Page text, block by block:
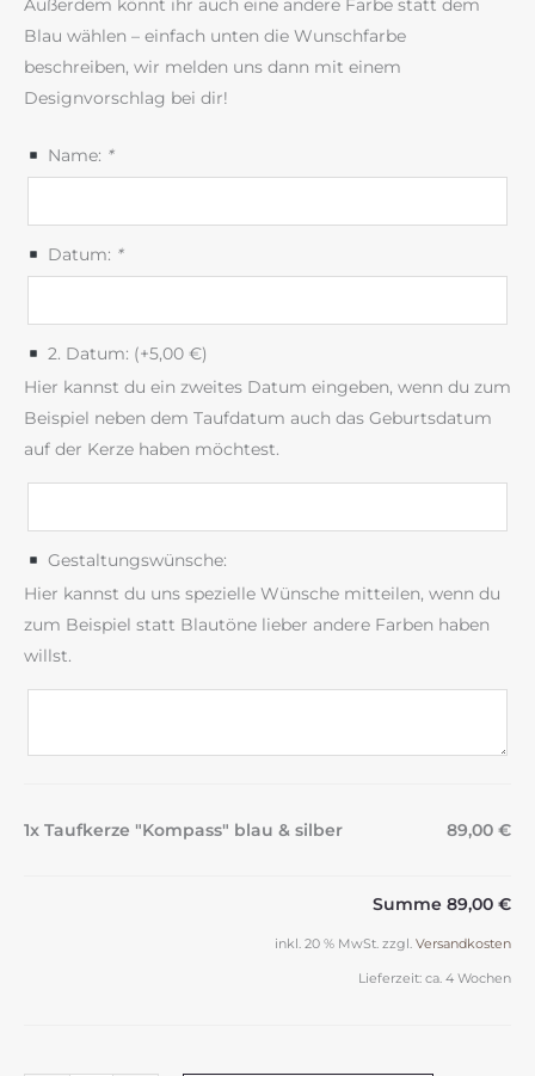
Außerdem könnt ihr auch eine andere Farbe statt dem
Blau wählen – einfach unten die Wunschfarbe
beschreiben, wir melden uns dann mit einem
Designvorschlag bei dir!
Name: *
Datum: *
2. Datum: (+5,00 €)
Hier kannst du ein zweites Datum eingeben, wenn du zum
Beispiel neben dem Taufdatum auch das Geburtsdatum
auf der Kerze haben möchtest.
Gestaltungswünsche:
Hier kannst du uns spezielle Wünsche mitteilen, wenn du
zum Beispiel statt Blautöne lieber andere Farben haben
willst.
1x Taufkerze "Kompass" blau & silber 89,00 €
Summe 89,00 €
inkl. 20 % MwSt. zzgl. Versandkosten
Lieferzeit: ca. 4 Wochen